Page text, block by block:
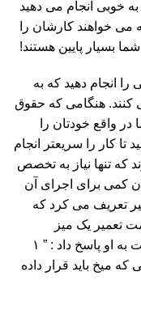
خوبی انجام می دهید
خواهند کارشان را
بسیار پایین هستند!
را انجام دهید که به
هنگامی که حقوق
واقع خودتان را
کار را سریعتر انجام
که تنها نیاز به تخصص
کمی برای اجرای آن
تعریف می کرد که
تعمیر یک میز
شکسته از او شکایت داشت، به این صورت به او پاسخ داد : ” ۱
جایی که میخ باید قرار داده